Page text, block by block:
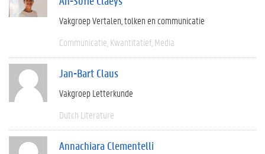
Vakgroep Vertalen, tolken en communicatie
Communicatie Kwantitatief Media
Jan-Bart Claus
Vakgroep Letterkunde
Dutch Literature
Annachiara Clementelli